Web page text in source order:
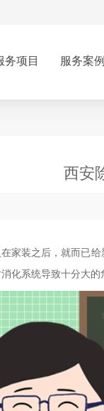
务项目 服务案例
西安
装之后，就而已给
化系统导致十分大